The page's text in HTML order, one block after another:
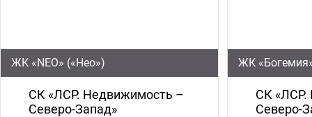
ЖК «NEO» («Нео»)
СК «ЛСР. Недвижимость –
Северо-Запад»
ЖК
СК «ЛСР.
Северо-